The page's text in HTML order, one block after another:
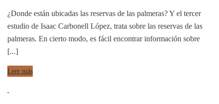
¿Donde están ubicadas las reservas de las palmeras? Y el tercer
estudio de Isaac Carbonell López, trata sobre las reservas de las
palmeras. En cierto modo, es fácil encontrar información sobre
[...]
Leer más